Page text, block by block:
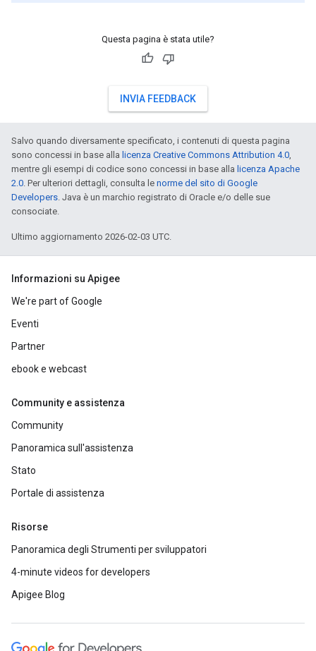
Questa pagina è stata utile?
INVIA FEEDBACK
Salvo quando diversamente specificato, i contenuti di questa pagina
sono concessi in base alla licenza Creative Commons Attribution 4.0,
mentre gli esempi di codice sono concessi in base alla licenza Apache
2.0. Per ulteriori dettagli, consulta le norme del sito di Google
Developers. Java è un marchio registrato di Oracle e/o delle sue
consociate.
Ultimo aggiornamento 2026-02-03 UTC.
Informazioni su Apigee
We're part of Google
Eventi
Partner
ebook e webcast
Community e assistenza
Community
Panoramica sull'assistenza
Stato
Portale di assistenza
Risorse
Panoramica degli Strumenti per sviluppatori
4-minute videos for developers
Apigee Blog